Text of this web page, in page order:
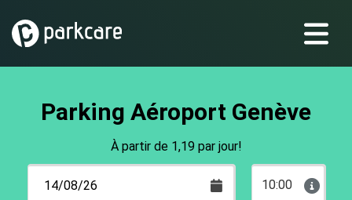
Parking Aéroport Genève
À partir de 1,19 par jour!
10:00